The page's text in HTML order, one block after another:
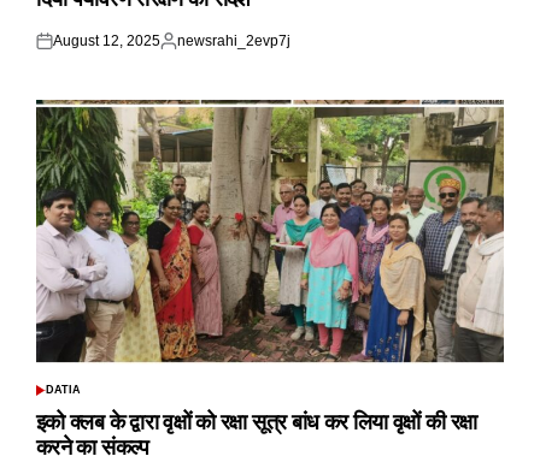
Posted
August 12, 2025
Posted
newsrahi_2evp7j
POSTED
DATIA
इको क्लब के द्वारा वृक्षों को रक्षा सूत्र बांध कर लिया वृक्षों की रक्षा
करने का संकल्प